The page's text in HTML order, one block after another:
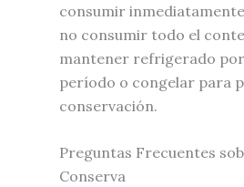
consumir
no consumir todo el
mantener refrigerado
período o congelar para
conservación.
Preguntas Frecuentes
Conserva